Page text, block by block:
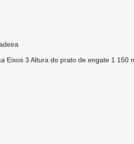
Eixos 3 Altura do prato de engate 1 150